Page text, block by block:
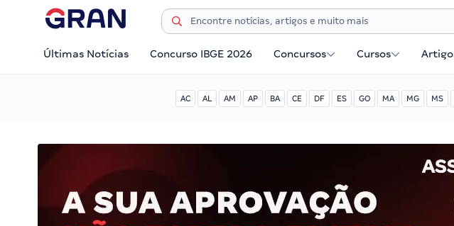
Últimas Notícias Concurso IBGE 2026 Concursos Cursos
AC AL AM AP BA CE DF ES GO MA MG MS